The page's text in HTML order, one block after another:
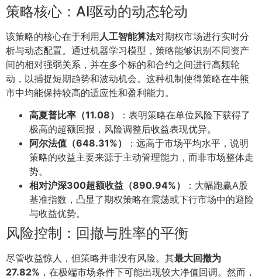
策略核心：AI驱动的动态轮动
该策略的核心在于利用 人工智能算法对期权市场进行实时分
析与动态配置。通过机器学习模型，策略能够识别不同资产
间的相对强弱关系，并在多个标的和合约之间进行高频轮
动，以捕捉短期趋势和波动机会。这种机制使得策略在牛熊
市中均能保持较高的适应性和盈利能力。
高夏普比率（11.08）
：表明策略在单位风险下获得了
极高的超额回报，风险调整后收益表现优异。
阿尔法值（648.31%）
：远高于市场平均水平，说明
策略的收益主要来源于主动管理能力，而非市场整体走
势。
相对沪深300超额收益（890.94%）
：大幅跑赢A股
基准指数，凸显了期权策略在震荡或下行市场中的避险
与收益优势。
风险控制：回撤与胜率的平衡
尽管收益惊人，但策略并非没有风险。其最大回撤为
27.82% ，在极端市场条件下可能出现较大净值回调。然而，